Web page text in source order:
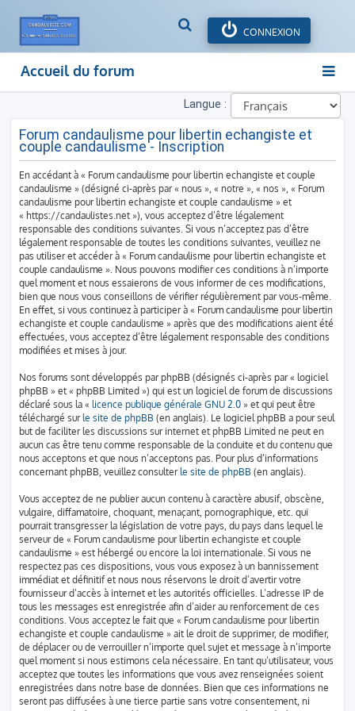
c
r
c
h
e
CONNEXION
Accueil du forum
Langue :
Forum candaulisme pour libertin echangiste et
couple candaulisme - Inscription
En accédant à « Forum candaulisme pour libertin echangiste et couple
candaulisme » (désigné ci-après par « nous », « notre », « nos », « Forum
candaulisme pour libertin echangiste et couple candaulisme » et
« https://candaulistes.net »), vous acceptez d’être légalement
responsable des conditions suivantes. Si vous n’acceptez pas d’être
légalement responsable de toutes les conditions suivantes, veuillez ne
pas utiliser et accéder à « Forum candaulisme pour libertin echangiste et
couple candaulisme ». Nous pouvons modifier ces conditions à n’importe
quel moment et nous essaierons de vous informer de ces modifications,
bien que nous vous conseillons de vérifier régulièrement par vous-même.
En effet, si vous continuez à participer à « Forum candaulisme pour libertin
echangiste et couple candaulisme » après que des modifications aient été
effectuées, vous acceptez d’être légalement responsable des conditions
modifiées et mises à jour.
Nos forums sont développés par phpBB (désignés ci-après par « logiciel
phpBB » et « phpBB Limited ») qui est un logiciel de forum de discussions
déclaré sous la « licence publique générale GNU 2.0 » et qui peut être
téléchargé sur le site de phpBB (en anglais). Le logiciel phpBB a pour seul
but de faciliter les discussions sur internet et phpBB Limited ne peut en
aucun cas être tenu comme responsable de la conduite et du contenu que
nous acceptons et que nous n’acceptons pas. Pour plus d’informations
concernant phpBB, veuillez consulter le site de phpBB (en anglais).
Vous acceptez de ne publier aucun contenu à caractère abusif, obscène,
vulgaire, diffamatoire, choquant, menaçant, pornographique, etc. qui
pourrait transgresser la législation de votre pays, du pays dans lequel le
serveur de « Forum candaulisme pour libertin echangiste et couple
candaulisme » est hébergé ou encore la loi internationale. Si vous ne
respectez pas ces dispositions, vous vous exposez à un bannissement
immédiat et définitif et nous nous réservons le droit d’avertir votre
fournisseur d’accès à internet et les autorités officielles. L’adresse IP de
tous les messages est enregistrée afin d’aider au renforcement de ces
conditions. Vous acceptez le fait que « Forum candaulisme pour libertin
echangiste et couple candaulisme » ait le droit de supprimer, de modifier,
de déplacer ou de verrouiller n’importe quel sujet et message à n’importe
quel moment si nous estimons cela nécessaire. En tant qu’utilisateur, vous
acceptez que toutes les informations que vous avez renseignées soient
enregistrées dans notre base de données. Bien que ces informations ne
seront pas diffusées à une tierce partie sans votre consentement, ni